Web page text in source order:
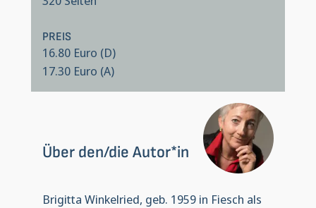
PREIS
16.80 Euro (D)
17.30 Euro (A)
Über den/die Autor*in
Brigitta Winkelried, geb. 1959 in Fiesch als